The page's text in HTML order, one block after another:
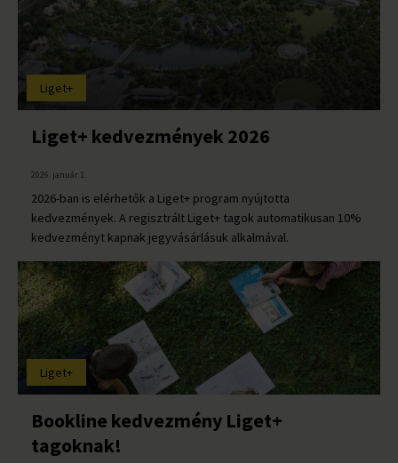
Liget+
Liget+ kedvezmények 2026
2026. január 1.
2026-ban is elérhetők a Liget+ program nyújtotta
kedvezmények. A regisztrált Liget+ tagok automatikusan 10%
kedvezményt kapnak jegyvásárlásuk alkalmával.
Liget+
Bookline kedvezmény Liget+
tagoknak!